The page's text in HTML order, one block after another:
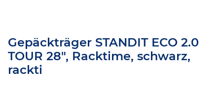
Gepäckträger STANDIT ECO 2.0
TOUR 28", Racktime, schwarz,
rackti